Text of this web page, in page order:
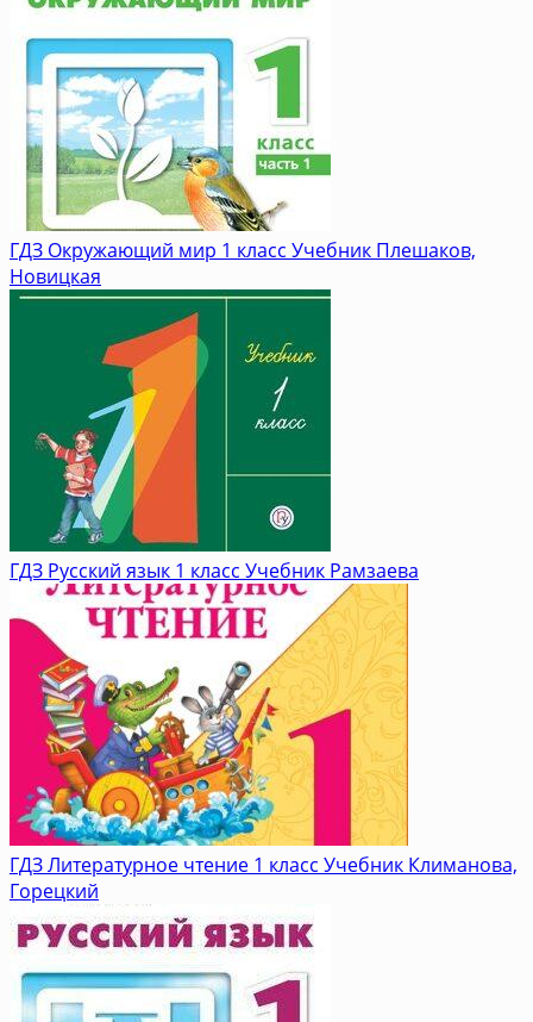
ГДЗ Окружающий мир 1 класс Учебник Плешаков,
Новицкая
ГДЗ Русский язык 1 класс Учебник Рамзаева
ГДЗ Литературное чтение 1 класс Учебник Климанова,
Горецкий